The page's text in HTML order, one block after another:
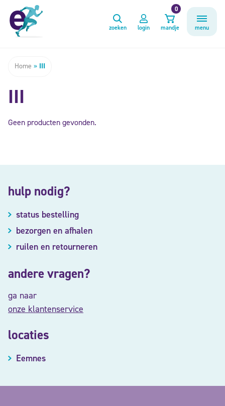
zoeken login mandje
0
menu
Home » III
III
Geen producten gevonden.
hulp nodig?
status bestelling
bezorgen en afhalen
ruilen en retourneren
andere vragen?
ga naar
onze klantenservice
locaties
Eemnes